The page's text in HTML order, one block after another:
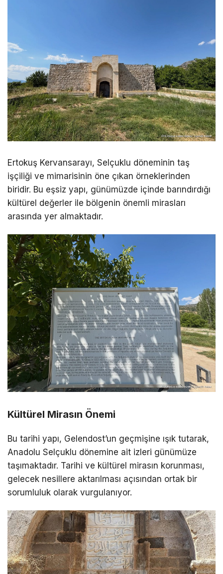
Ertokuş Kervansarayı, Selçuklu döneminin taş
işçiliği ve mimarisinin öne çıkan örneklerinden
biridir. Bu eşsiz yapı, günümüzde içinde barındırdığı
kültürel değerler ile bölgenin önemli mirasları
arasında yer almaktadır.
Kültürel Mirasın Önemi
Bu tarihi yapı, Gelendost’un geçmişine ışık tutarak,
Anadolu Selçuklu dönemine ait izleri günümüze
taşımaktadır. Tarihi ve kültürel mirasın korunması,
gelecek nesillere aktarılması açısından ortak bir
sorumluluk olarak vurgulanıyor.